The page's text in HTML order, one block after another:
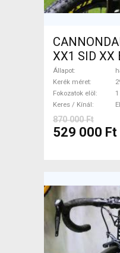
XX1 SID XX
EAGLE
teleszkópos
Állapot
Kerék méret
Fokozatok elöl
1
Keres / Kínál
870 000 Ft
529 000 Ft